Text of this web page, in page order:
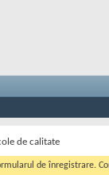
de calitate
de înregistrare.